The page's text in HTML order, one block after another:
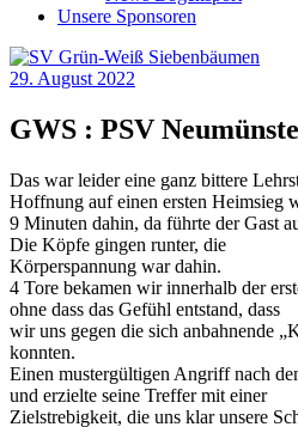
Unsere Sponsoren
29. August 2022
GWS : PSV
Das war leider eine ganz bittere
Hoffnung auf einen ersten Heimsieg
9 Minuten dahin, da führte der Gast
Die Köpfe gingen runter, die
Körperspannung war dahin.
4 Tore bekamen wir innerhalb der
ohne dass das Gefühl entstand, dass
wir uns gegen die sich anbahnende
konnten.
Einen mustergültigen Angriff nach
und erzielte seine Treffer mit einer
Zielstrebigkeit, die uns klar unsere